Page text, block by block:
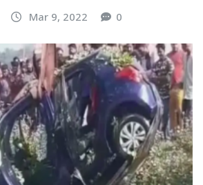
Mar 9, 2022 0